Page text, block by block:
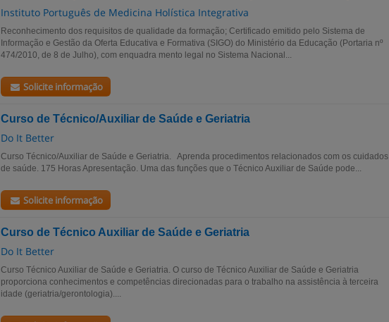
Instituto Português de Medicina Holística Integrativa
Reconhecimento dos requisitos de qualidade da formação; Certificado emitido pelo Sistema de
Informação e Gestão da Oferta Educativa e Formativa (SIGO) do Ministério da Educação (Portaria nº
474/2010, de 8 de Julho), com enquadra mento legal no Sistema Nacional...
Solicite informação
Curso de Técnico/Auxiliar de Saúde e Geriatria
Do It Better
Curso Técnico/Auxiliar de Saúde e Geriatria. Aprenda procedimentos relacionados com os cuidados
de saúde. 175 Horas Apresentação. Uma das funções que o Técnico Auxiliar de Saúde pode...
Solicite informação
Curso de Técnico Auxiliar de Saúde e Geriatria
Do It Better
Curso Técnico Auxiliar de Saúde e Geriatria. O curso de Técnico Auxiliar de Saúde e Geriatria
proporciona conhecimentos e competências direcionadas para o trabalho na assistência à terceira
idade (geriatria/gerontologia)....